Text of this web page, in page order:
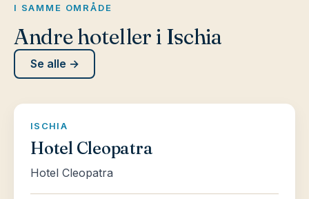
I SAMME OMRÅDE
Andre hoteller i Ischia
Se alle →
ISCHIA
Hotel Cleopatra
Hotel Cleopatra